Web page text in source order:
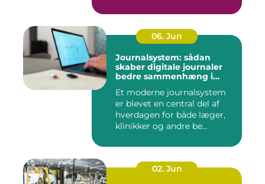
06. Jun
Journalsystem: sådan
skaber digitale journaler
bedre sammenhæng i
Et moderne journalsystem
er blevet en central del af
hverdagen for både læger,
klinikker og andre be...
02. Jun